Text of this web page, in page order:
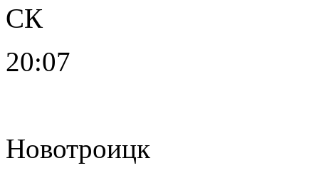
СК
20:07
Новотроицк